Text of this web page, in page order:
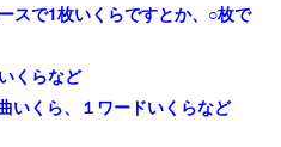
スで1枚いくらですとか、○枚で
くらなど
いくら、１ワードいくらなど